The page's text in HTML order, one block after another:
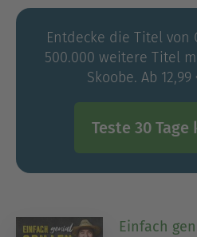
Entdecke die Titel von
500.000 weitere Titel
Skoobe. Ab
Teste 30
Einfach